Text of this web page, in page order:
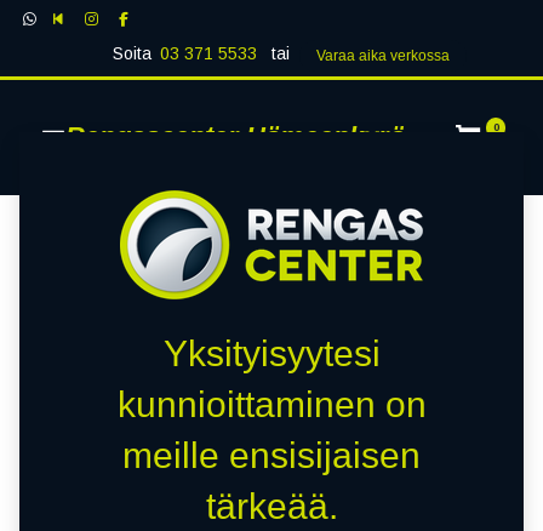
Soita 03 371 5533 tai Varaa aika verk​​​​ossa
Rengascenter Hämeenkyrö 0
Yksityisyytesi
kunnioittaminen on
meille ensisijaisen
tärkeää.